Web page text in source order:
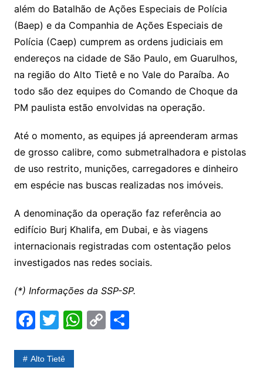
além do Batalhão de Ações Especiais de Polícia
(Baep) e da Companhia de Ações Especiais de
Polícia (Caep) cumprem as ordens judiciais em
endereços na cidade de São Paulo, em Guarulhos,
na região do Alto Tietê e no Vale do Paraíba. Ao
todo são dez equipes do Comando de Choque da
PM paulista estão envolvidas na operação.
Até o momento, as equipes já apreenderam armas
de grosso calibre, como submetralhadora e pistolas
de uso restrito, munições, carregadores e dinheiro
em espécie nas buscas realizadas nos imóveis.
A denominação da operação faz referência ao
edifício Burj Khalifa, em Dubai, e às viagens
internacionais registradas com ostentação pelos
investigados nas redes sociais.
(*) Informações da SSP-SP.
F
c
T
itt
W C S
Alto Tietê